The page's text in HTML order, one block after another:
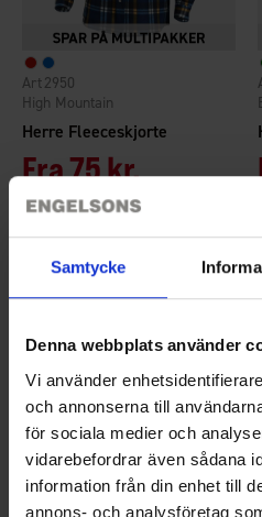
Samtycke
Denna webbplats använder
Vi använder
och annonserna till
för sociala medier och
vidarebefordrar även sådana
information från din enhet till
annons- och analysföretag
Herre Fleeceskjorte
High Mountain
2950
Fra75 kr.
3041